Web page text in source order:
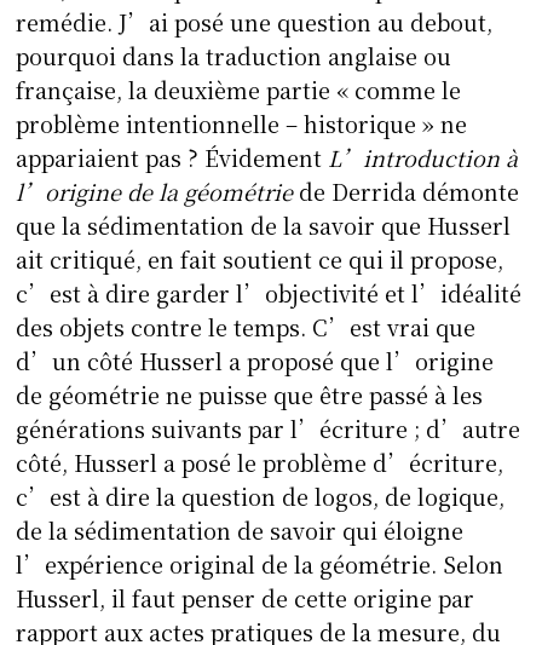
remédie. J’ai posé une question au debout,
pourquoi dans la traduction anglaise ou
française, la deuxième partie « comme le
problème intentionnelle – historique » ne
appariaient pas ? Évidement L’introduction à
l’origine de la géométriede Derrida démonte
que la sédimentation de la savoir que Husserl
ait critiqué, en fait soutient ce qui il propose,
c’est à dire garder l’objectivité et l’idéalité
des objets contre le temps. C’est vrai que
d’un côté Husserl a proposé que l’origine
de géométrie ne puisse que être passé à les
générations suivants par l’écriture ; d’autre
côté, Husserl a posé le problème d’écriture,
c’est à dire la question de logos, de logique,
de la sédimentation de savoir qui éloigne
l’expérience original de la géométrie. Selon
Husserl, il faut penser de cette origine par
rapport aux actes pratiques de la mesure, du